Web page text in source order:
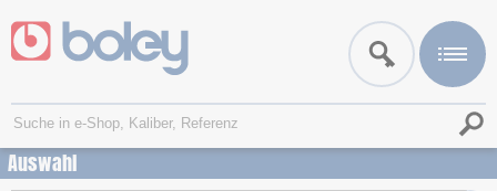
Auswahl